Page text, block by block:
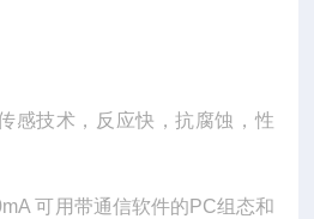
感技术，反应快，抗腐蚀，性
可用带通信软件的PC组态和